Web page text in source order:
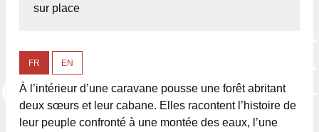
sur place
FR EN
À l’intérieur d’une caravane pousse une forêt abritant
deux sœurs et leur cabane. Elles racontent l’histoire de
leur peuple confronté à une montée des eaux, l’une